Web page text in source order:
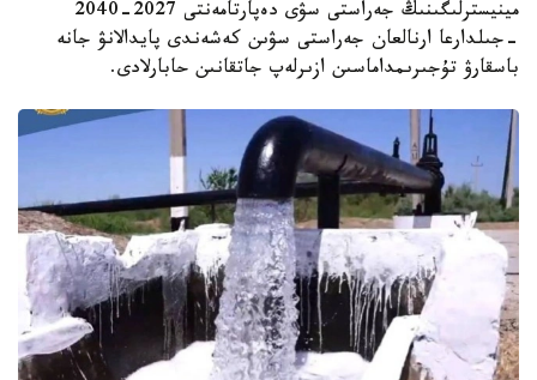
مينيسترلىگىنىڭ جەراستى سۋى دەپارتامەنتى 2027-2040
-جىلدارعا ارنالعان جەراستى سۋىن كەشەندى پايدالانۋ جانە
باسقارۋ تۇجىرىمداماسىن ازىرلەپ جاتقانىن حابارلادى.